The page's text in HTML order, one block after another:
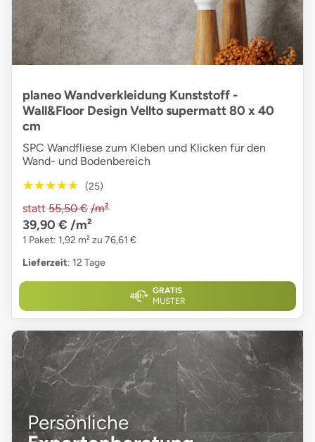
planeo Wandverkleidung Kunststoff -
Wall&Floor Design Vellto supermatt 80 x 40
cm
SPC Wandfliese zum Kleben und Klicken für den
Wand- und Bodenbereich
★★★★★
★★★★★ (25)
statt 55,50 € /m²
39,90 € /m²
1 Paket: 1,92 m² zu 76,61 €
Lieferzeit: 12 Tage
GRATIS
MUSTER
Persönliche